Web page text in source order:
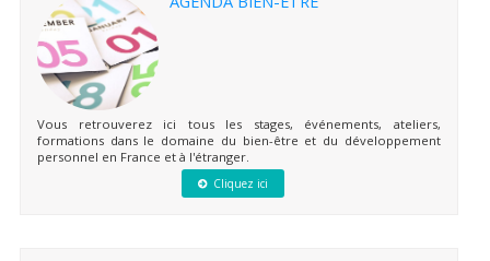
Vous retrouverez ici tous les stages, événements, ateliers,
formations dans le domaine du bien-être et du développement
personnel en France et à l'étranger.
Cliquez ici